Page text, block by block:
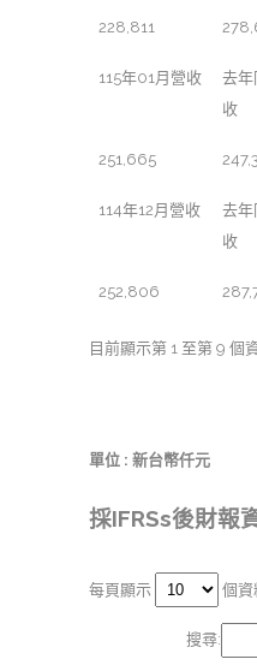
228,811
115年01月營收
去年
收
251,665
114年12月營收
去年
收
252,806
目前顯示第 1 至第 9 個
單位 : 新台幣仟元
採IFRSs後財報
每頁顯示 個資
搜尋: